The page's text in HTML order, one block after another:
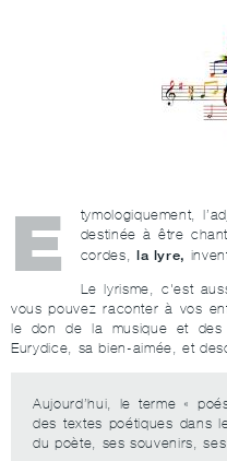
E
tymologiquement,
destinée à être
cordes, la lyre,
Le lyrisme, c'est
vous pouvez raconter à vos
le don de la musique et
Eurydice, sa bien-aimée, et
Aujourd’hui, le terme «
des textes poétiques dans
du poète, ses souvenirs, ses